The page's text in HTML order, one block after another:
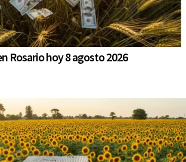
Rosario hoy 8 agosto 2026